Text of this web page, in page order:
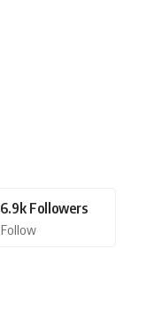
6.9k Followers
Follow